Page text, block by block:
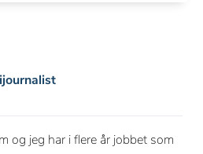
og jeg har i flere år jobbet som